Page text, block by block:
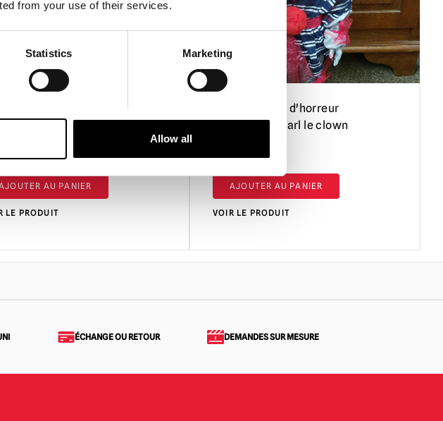
from your use of their services.
Statistics Marketing
Allow all
pas à les poser.
ManipulationVeuillez noter que les accessoires animés peuvent être très lourds.
Soyez toujours prudent lorsque vous soulevez et n'essayez pas de déplacer des
charges lourdes sans aide.
Stockage
Lorsqu'ils ne sont pas utilisés, il est recommandé de démonter
ou d'autres conteneurs appropriés, dans un endroit sec.
flottant de 7 pieds animé
Halloween
AU PANIER
LE PRODUIT
OOAK Poupée d'horreur
effrayante - Carl le clown
£89.95
AJOUTER AU PANIER
VOIR LE PRODUIT
ÉCHANGE OU RETOUR DEMANDES SUR MESURE